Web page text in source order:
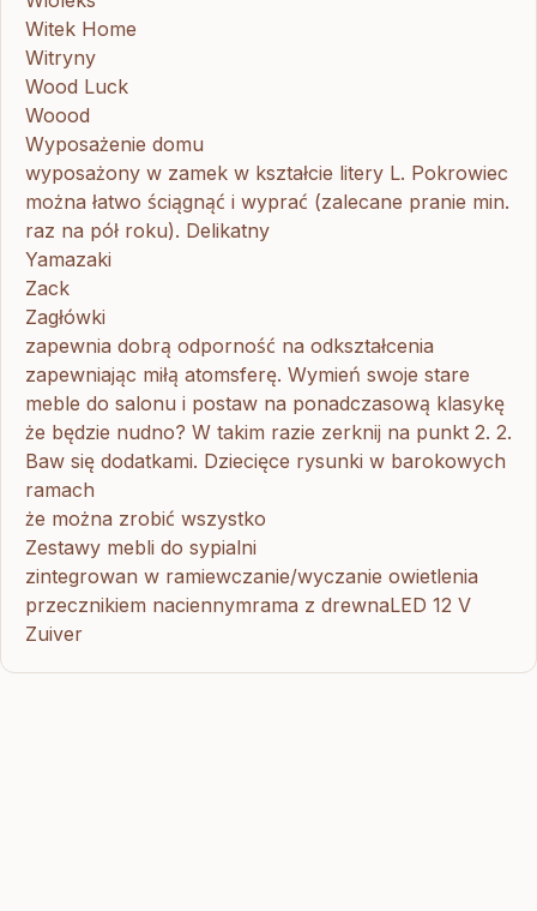
Witek Home
Witryny
Wood Luck
Woood
Wyposażenie domu
wyposażony w zamek w kształcie litery L. Pokrowiec
można łatwo ściągnąć i wyprać (zalecane pranie min.
raz na pół roku). Delikatny
Yamazaki
Zack
Zagłówki
zapewnia dobrą odporność na odkształcenia
zapewniając miłą atomsferę. Wymień swoje stare
meble do salonu i postaw na ponadczasową klasykę
że będzie nudno? W takim razie zerknij na punkt 2. 2.
Baw się dodatkami. Dziecięce rysunki w barokowych
ramach
że można zrobić wszystko
Zestawy mebli do sypialni
zintegrowan w ramiewczanie/wyczanie owietlenia
przecznikiem naciennymrama z drewnaLED 12 V
Zuiver